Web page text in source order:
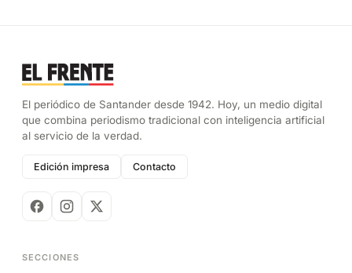
El periódico de Santander desde 1942. Hoy, un medio digital
que combina periodismo tradicional con inteligencia artificial
al servicio de la verdad.
Edición impresa Contacto
SECCIONES